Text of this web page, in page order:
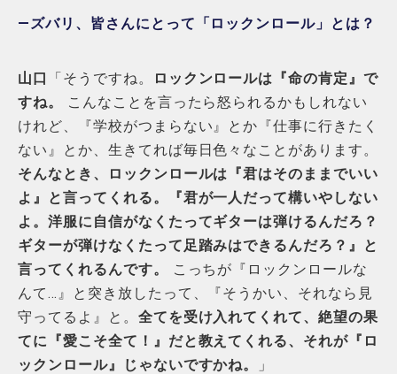
―ズバリ、皆さんにとって「ロックンロール」とは？
山口 「そうですね。
ロックンロールは『命の肯定』で
すね。
こんなことを言ったら怒られるかもしれない
けれど、『学校がつまらない』とか『仕事に行きたく
ない』とか、生きてれば毎日色々なことがあります。
そんなとき、ロックンロールは『君はそのままでいい
よ』と言ってくれる。『君が一人だって構いやしない
よ。洋服に自信がなくたってギターは弾けるんだろ？
ギターが弾けなくたって足踏みはできるんだろ？』と
言ってくれるんです。
こっちが『ロックンロールな
んて…』と突き放したって、『そうかい、それなら見
守ってるよ』と。 全てを受け入れてくれて、絶望の果
てに『愛こそ全て！』だと教えてくれる、それが『ロ
ックンロール』じゃないですかね。
」